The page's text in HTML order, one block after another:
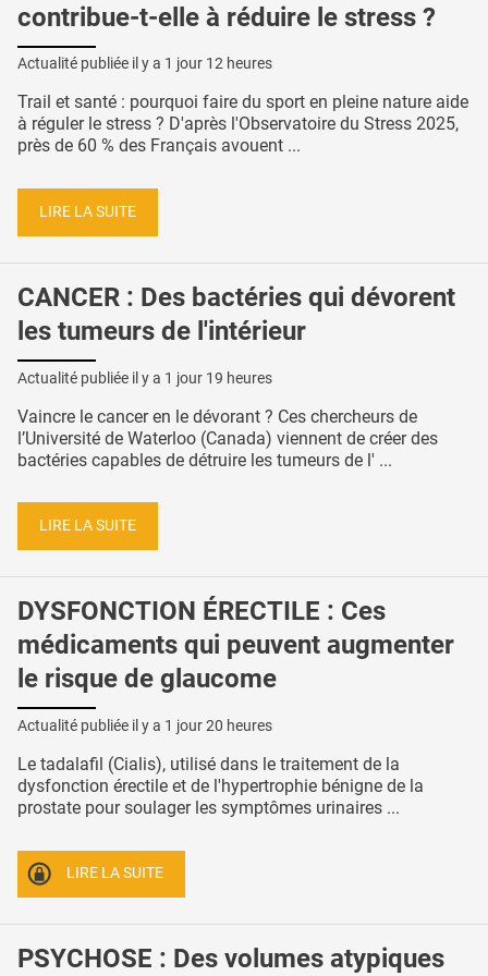
contribue-t-elle à réduire le stress ?
Actualité publiée il y a 1 jour 12 heures
Trail et santé : pourquoi faire du sport en pleine nature aide
à réguler le stress ? D'après l'Observatoire du Stress 2025,
près de 60 % des Français avouent ...
LIRE LA SUITE
CANCER : Des bactéries qui dévorent
les tumeurs de l'intérieur
Actualité publiée il y a 1 jour 19 heures
Vaincre le cancer en le dévorant ? Ces chercheurs de
l’Université de Waterloo (Canada) viennent de créer des
bactéries capables de détruire les tumeurs de l' ...
LIRE LA SUITE
DYSFONCTION ÉRECTILE : Ces
médicaments qui peuvent augmenter
le risque de glaucome
Actualité publiée il y a 1 jour 20 heures
Le tadalafil (Cialis), utilisé dans le traitement de la
dysfonction érectile et de l'hypertrophie bénigne de la
prostate pour soulager les symptômes urinaires ...
LIRE LA SUITE
PSYCHOSE : Des volumes atypiques